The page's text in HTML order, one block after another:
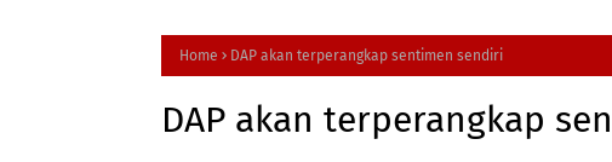
Home DAP akan terperangkap sentimen sendiri
DAP akan terperangkap